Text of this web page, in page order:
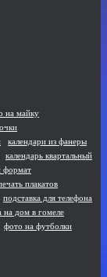
на майку
календари из фанеры
календарь квартальный
формат
плакатов
подставка для телефона
на дом в гомеле
фото на футболки